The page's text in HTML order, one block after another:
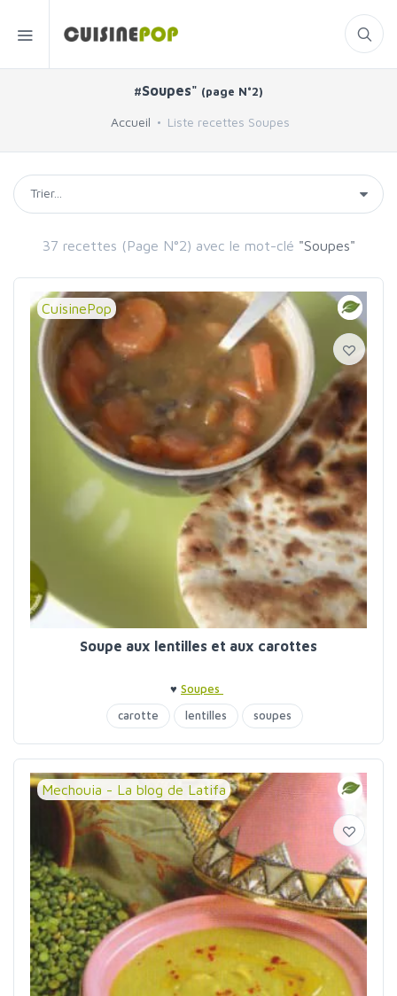
#Soupes" (page N°2)
Accueil Liste recettes Soupes
37 recettes (Page N°2) avec le mot-clé "Soupes"
CuisinePop
Soupe aux lentilles et aux carottes
♥ Soupes
carotte
lentilles soupes
Mechouia - La blog de Latifa